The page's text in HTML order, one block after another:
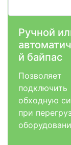
Ручной
й байпас
Позволяет
подключить
обходную
при